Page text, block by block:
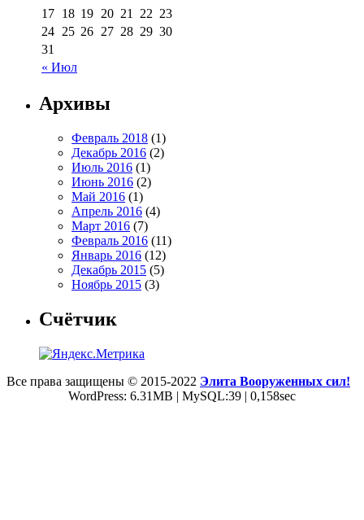
« Июл
17 18 19 20 21 22 23
24 25 26 27 28 29 30
31
Архивы
Февраль 2018 (1)
Декабрь 2016 (2)
Июль 2016 (1)
Июнь 2016 (2)
Май 2016 (1)
Апрель 2016 (4)
Март 2016 (7)
Февраль 2016 (11)
Январь 2016 (12)
Декабрь 2015 (5)
Ноябрь 2015 (3)
Счётчик
Все права защищены © 2015-2022 Элита Вооруженных сил!
WordPress: 6.31MB | MySQL:39 | 0,158sec